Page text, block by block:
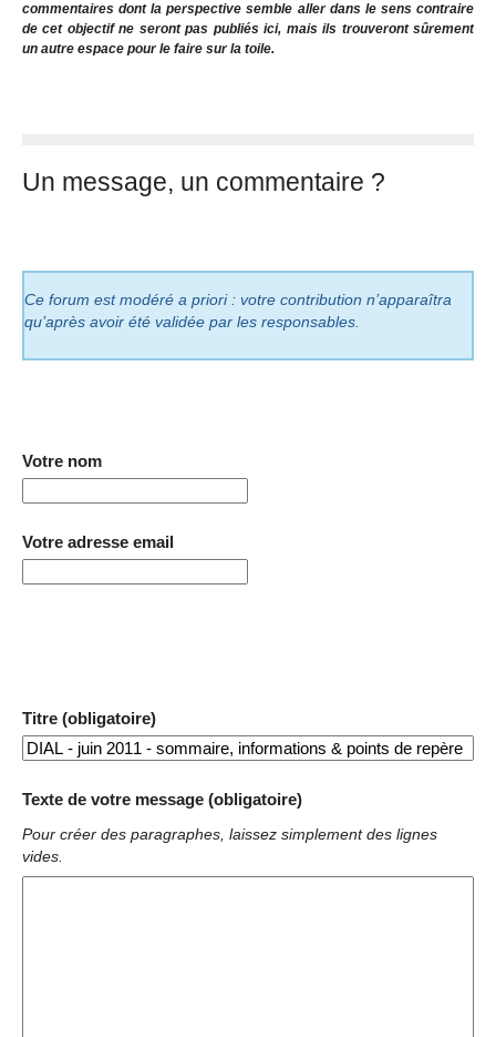
commentaires dont la perspective semble aller dans le sens contraire
de cet objectif ne seront pas publiés ici, mais ils trouveront sûrement
un autre espace pour le faire sur la toile.
Un message, un commentaire ?
Ce forum est modéré a priori : votre contribution n’apparaîtra
qu’après avoir été validée par les responsables.
Votre nom
Votre adresse email
Titre (obligatoire)
Texte de votre message (obligatoire)
Pour créer des paragraphes, laissez simplement des lignes
vides.